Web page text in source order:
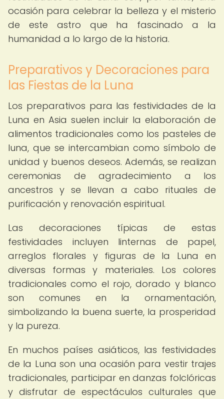
ocasión para celebrar la belleza y el misterio
de este astro que ha fascinado a la
humanidad a lo largo de la historia.
Preparativos y Decoraciones para
las Fiestas de la Luna
Los preparativos para las festividades de la
Luna en Asia suelen incluir la elaboración de
alimentos tradicionales como los pasteles de
luna, que se intercambian como símbolo de
unidad y buenos deseos. Además, se realizan
ceremonias de agradecimiento a los
ancestros y se llevan a cabo rituales de
purificación y renovación espiritual.
Las decoraciones típicas de estas
festividades incluyen linternas de papel,
arreglos florales y figuras de la Luna en
diversas formas y materiales. Los colores
tradicionales como el rojo, dorado y blanco
son comunes en la ornamentación,
simbolizando la buena suerte, la prosperidad
y la pureza.
En muchos países asiáticos, las festividades
de la Luna son una ocasión para vestir trajes
tradicionales, participar en danzas folclóricas
y disfrutar de espectáculos culturales que